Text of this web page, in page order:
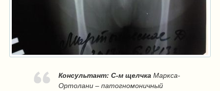
Консультант: С-м щелчка Маркса-
Ортолани – патогномоничный